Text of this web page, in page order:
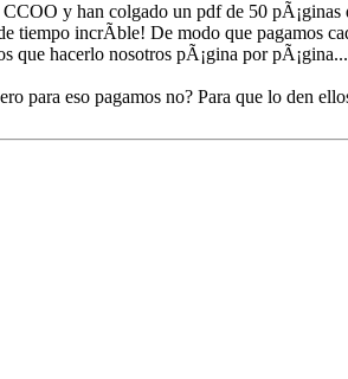
y han colgado un pdf de 50 pÃ¡ginas
tiempo incrÃ­ble! De modo que pagamos
que hacerlo nosotros pÃ¡gina por
para eso pagamos no? Para que lo den